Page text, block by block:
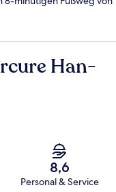
Han-
8,6
Personal & Service